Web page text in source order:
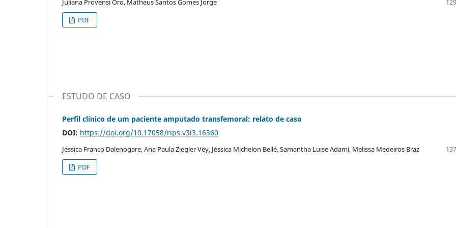
Juliana Provensi Oro, Matheus Santos Gomes Jorge
PDF
ESTUDO DE CASO
Perfil clínico de um paciente amputado transfemoral: relato de caso
DOI: https://doi.org/10.17058/rips.v3i3.16360
Jéssica Franco Dalenogare, Ana Paula Ziegler Vey, Jéssica Michelon Bellé, Samantha Luise Adami, Melissa Medeiros Braz
PDF